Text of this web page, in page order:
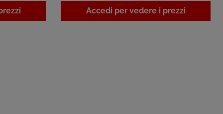
Accedi per vedere i prezzi